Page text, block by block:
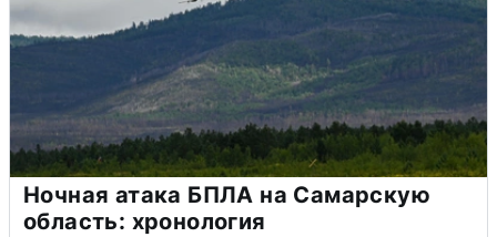
Ночная атака БПЛА на Самарскую
область: хронология